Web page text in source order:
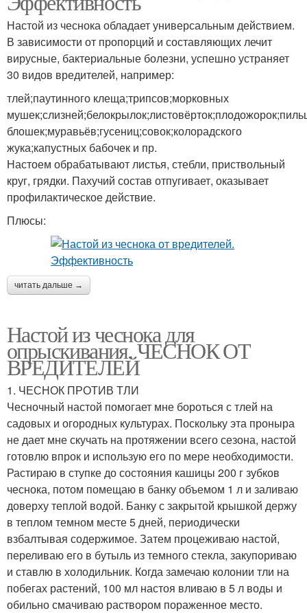
Настой из чеснока обладает универсальным действием.
В зависимости от пропорций и составляющих лечит
вирусные, бактериальные болезни, успешно устраняет
30 видов вредителей, например:
тлей;паутинного клеща;трипсов;морковных
блошек;муравьёв;гусениц;совок;колорадского
жука;капустных бабочек и пр.
Настоем обрабатывают листья, стебли, приствольный
круг, грядки. Пахучий состав отпугивает, оказывает
профилактическое действие.
Плюсы:
читать дальше →
Настой из чеснока для
опрыскивания. ЧЕСНОК ОТ
ВРЕДИТЕЛЕЙ
1. ЧЕСНОК ПРОТИВ ТЛИ
Чесночный настой помогает мне бороться с тлей на
садовых и огородных культурах. Поскольку эта проныра
не дает мне скучать на протяжении всего сезона, настой
готовлю впрок и использую его по мере необходимости.
Растираю в ступке до состояния кашицы 200 г зубков
чеснока, потом помещаю в банку объемом 1 л и заливаю
доверху теплой водой. Банку с закрытой крышкой держу
в теплом темном месте 5 дней, периодически
взбалтывая содержимое. Затем процеживаю настой,
переливаю его в бутыль из темного стекла, закупориваю
и ставлю в холодильник. Когда замечаю колонии тли на
побегах растений, 100 мл настоя вливаю в 5 л воды и
обильно смачиваю раствором пораженное место.